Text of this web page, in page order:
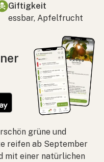
Giftigkeit
essbar, Apfelfrucht
grüne und
reifen ab September
mit einer natürlichen